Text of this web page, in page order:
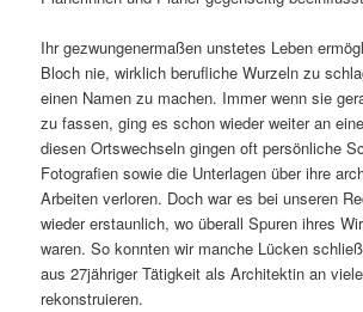
Ihr gezwungenermaßen unstetes Leben
Bloch nie, wirklich berufliche Wurzeln zu
einen Namen zu machen. Immer wenn sie
zu fassen, ging es schon wieder weiter an
diesen Ortswechseln gingen oft persönliche
Fotografien sowie die Unterlagen über ihre
Arbeiten verloren. Doch war es bei unseren
wieder erstaunlich, wo überall Spuren ihres
waren. So konnten wir manche Lücken
aus 27jähriger Tätigkeit als Architektin an
rekonstruieren.